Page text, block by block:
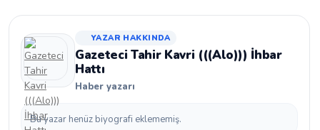
YAZAR HAKKINDA
Gazeteci Tahir Kavri (((Alo))) İhbar
Hattı
Haber yazarı
Bu yazar henüz biyografi eklememiş.